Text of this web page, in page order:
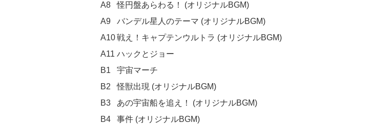
A8	怪円盤あらわる！ (オリジナルBGM)
A9	バンデル星人のテーマ (オリジナルBGM)
A10	戦え！キャプテンウルトラ (オリジナルBGM)
A11	ハックとジョー
B1	宇宙マーチ
B2	怪獣出現 (オリジナルBGM)
B3	あの宇宙船を追え！ (オリジナルBGM)
B4	事件 (オリジナルBGM)